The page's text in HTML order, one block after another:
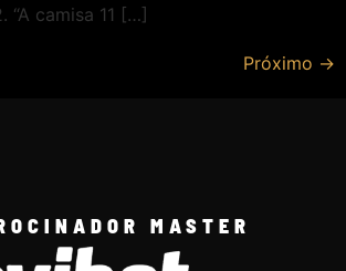
“A camisa 11 […]
Próximo →
MASTER